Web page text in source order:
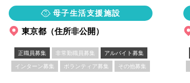
母子生活支援施設
東京都（住所非公開）
正職員募集 非常勤職員募集 アルバイト募集
インターン募集 ボランティア募集 その他募集